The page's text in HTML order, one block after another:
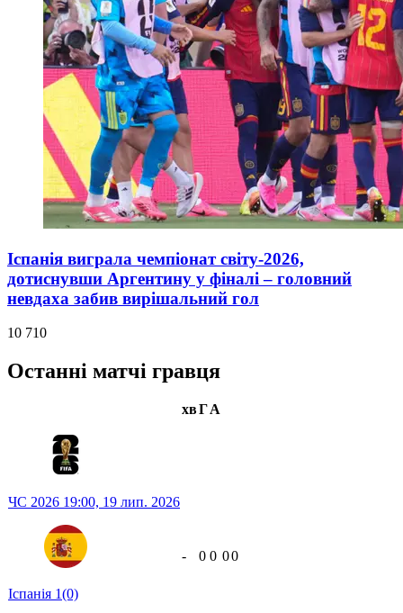
Іспанія виграла чемпіонат світу-2026,
дотиснувши Аргентину у фіналі – головний
невдаха забив вирішальний гол
10 710
Останні матчі гравця
хвГА
ЧС 2026 19:00, 19 лип. 2026
Іспанія 1(0)
- 0 0 00